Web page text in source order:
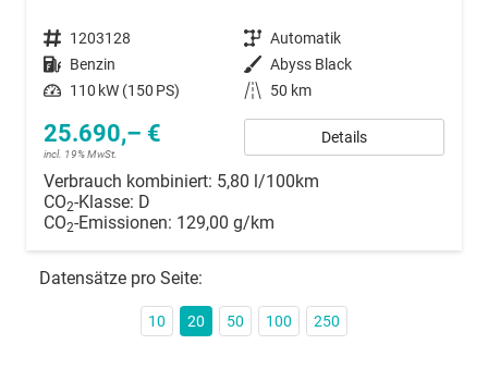
Fahrzeugnummer 1203128 Getriebe Automatik
Kraftstoff Benzin Außenfarbe Abyss Black
Leistung 110 kW (150 PS) Kilometerstand 50 km
25.690,– €
incl. 19% MwSt.
Details
Verbrauch kombiniert: 5,80 l/100km
CO2-Klasse: D
CO2-Emissionen: 129,00 g/km
Datensätze pro Seite:
10 20 50 100 250